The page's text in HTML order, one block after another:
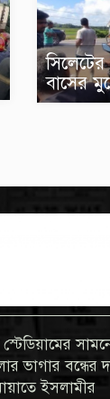
বাসের
স্টেডিয়ামের
ভাগার বন্ধের
ইসলামীর